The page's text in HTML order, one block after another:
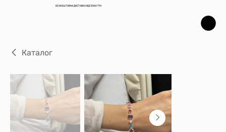
БЕЗКОШТОВНА ДОСТАВКА ВІД 3000 ГРН
Каталог